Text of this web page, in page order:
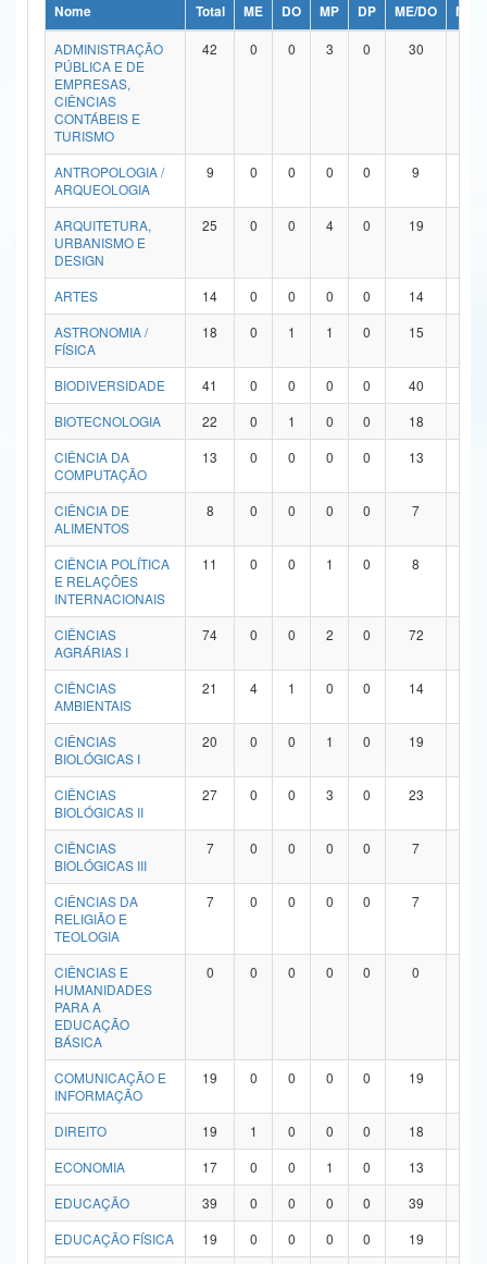
Ministério da Ciência, Tecnologia, Inovações e Comunicações
Ministério do Meio Ambiente
Ministério do Turismo
Ministério do Desenvolvimento Regional
Controladoria-Geral da União
Ministério da Mulher, da Família e dos Direitos Humanos
Secretaria de Governo
Advocacia-Geral da União
Banco Central do Brasil
Nome Total ME DO MP DP ME/DO
MP/
ADMINISTRAÇÃO
PÚBLICA E DE
EMPRESAS,
CIÊNCIAS
CONTÁBEIS E
TURISMO
42 0 0 3 0 30
ANTROPOLOGIA /
ARQUEOLOGIA
9 0 0 0 0 9
ARQUITETURA,
URBANISMO E
DESIGN
25 0 0 4 0 19
ARTES 14 0 0 0 0 14
ASTRONOMIA /
FÍSICA
18 0 1 1 0 15
BIODIVERSIDADE 41 0 0 0 0 40
BIOTECNOLOGIA
22 0 1 0 0 18
CIÊNCIA DA
COMPUTAÇÃO
13 0 0 0 0 13
CIÊNCIA DE
ALIMENTOS
8 0 0 0 0 7
CIÊNCIA POLÍTICA
E RELAÇÕES
INTERNACIONAIS
11 0 0 1 0 8
CIÊNCIAS
AGRÁRIAS I
74 0 0 2 0 72
CIÊNCIAS
AMBIENTAIS
21 4 1 0 0 14
CIÊNCIAS
BIOLÓGICAS I
20 0 0 1 0 19
CIÊNCIAS
BIOLÓGICAS II
27 0 0 3 0 23
CIÊNCIAS
BIOLÓGICAS III
7 0 0 0 0 7
CIÊNCIAS DA
RELIGIÃO E
TEOLOGIA
7 0 0 0 0 7
CIÊNCIAS E
HUMANIDADES
PARA A
EDUCAÇÃO
BÁSICA
0 0 0 0 0 0
COMUNICAÇÃO E
INFORMAÇÃO
19 0 0 0 0 19
DIREITO 19 1 0 0 0 18
ECONOMIA
17 0 0 1 0 13
EDUCAÇÃO
39 0 0 0 0 39
EDUCAÇÃO FÍSICA
19 0 0 0 0 19